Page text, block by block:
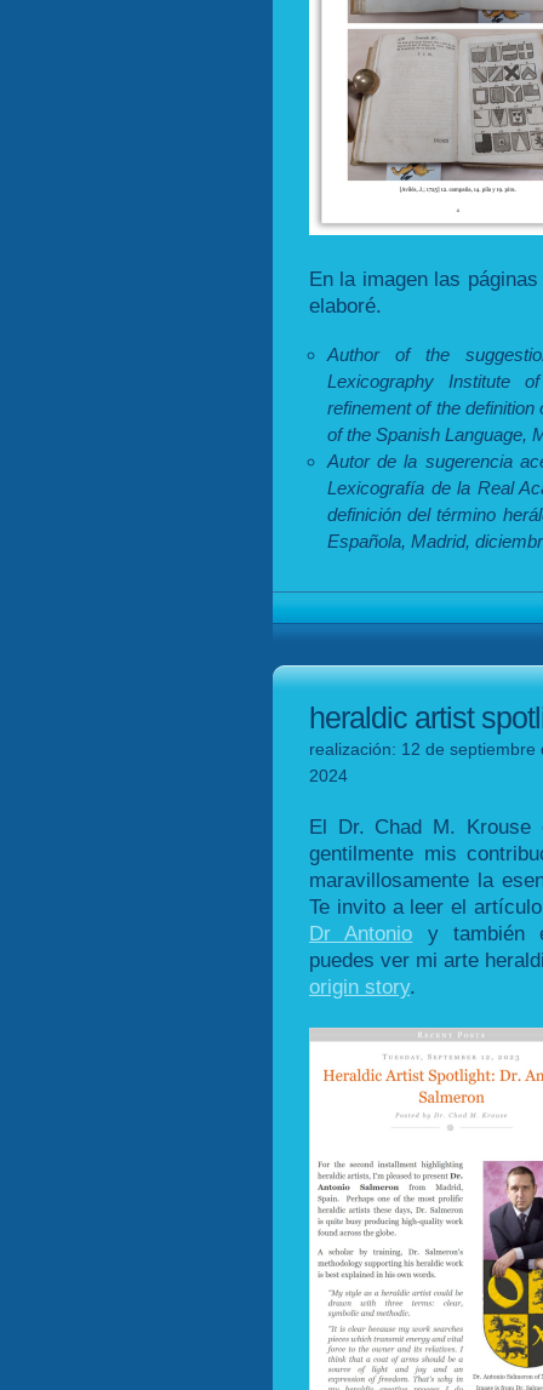
En la imagen las
elaboré.
Author of the
Lexicography Institute
refinement of the
of the Spanish Language,
Autor de la sugerencia
Lexicografía de la Real
definición del término
Española, Madrid,
heraldic artist
realización: 12 de
2024
El Dr. Chad M. Krouse
gentilmente mis
maravillosamente la
Te invito a leer el
Dr Antonio y
puedes ver mi arte
origin story.